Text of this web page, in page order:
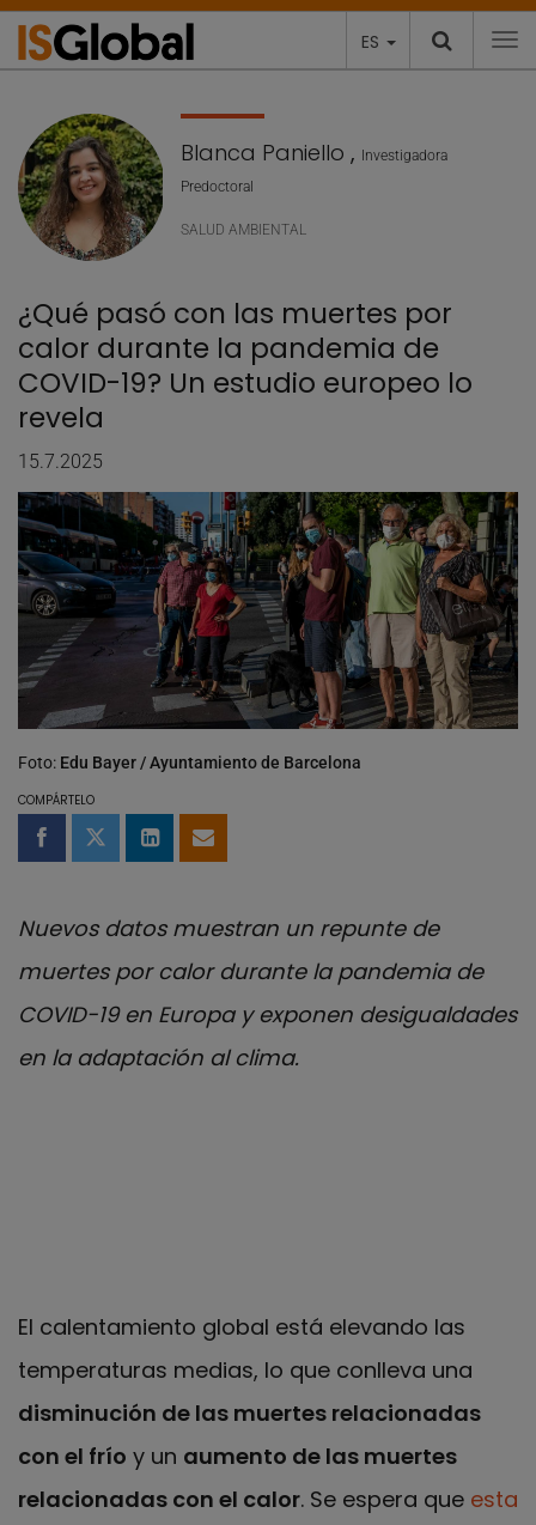
ES
Blanca Paniello ,
Investigadora
Predoctoral
SALUD AMBIENTAL
¿Qué pasó con las muertes por
calor durante la pandemia de
COVID-19? Un estudio europeo lo
revela
15.7.2025
Foto: Edu Bayer / Ayuntamiento de Barcelona
COMPÁRTELO
Compartir en Facebook
Compartir en Twitter
Compartir en LinkedIn
Compartir por email
Nuevos datos muestran un repunte de
muertes por calor durante la pandemia de
COVID-19 en Europa y exponen desigualdades
en la adaptación al clima.
El calentamiento global está elevando las
temperaturas medias, lo que conlleva una
disminución de las muertes relacionadas
con el frío y un aumento de las muertes
relacionadas con el calor. Se espera que esta